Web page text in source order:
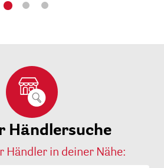
Händlersuche
Händler in deiner Nähe: